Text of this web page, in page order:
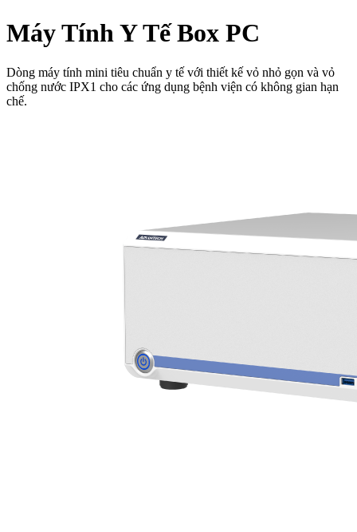
Máy Tính Y Tế Box PC
Dòng máy tính mini tiêu chuẩn y tế với thiết kế vỏ nhỏ gọn và vỏ
chống nước IPX1 cho các ứng dụng bệnh viện có không gian hạn
chế.